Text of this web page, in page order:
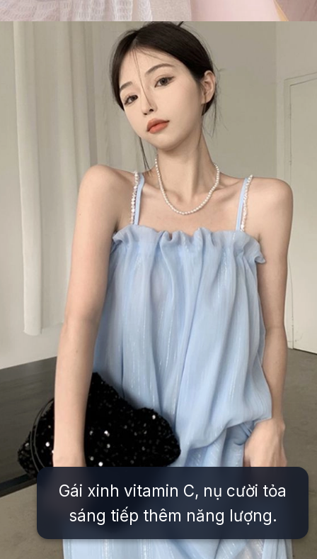
https://issiloo.edu.vn/vitamin-gai-xinh
Gái xinh vitamin C, nụ cười tỏa
sáng tiếp thêm năng lượng.